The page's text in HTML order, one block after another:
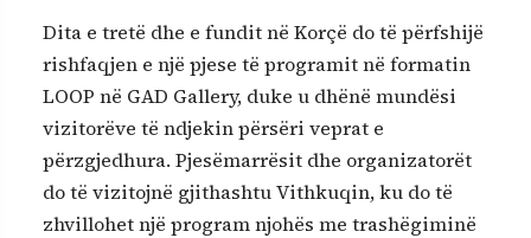
Dita e tretë dhe e fundit në Korçë do të përfshijë
rishfaqjen e një pjese të programit në formatin
LOOP në GAD Gallery, duke u dhënë mundësi
vizitorëve të ndjekin përsëri veprat e
përzgjedhura. Pjesëmarrësit dhe organizatorët
do të vizitojnë gjithashtu Vithkuqin, ku do të
zhvillohet një program njohës me trashëgiminë